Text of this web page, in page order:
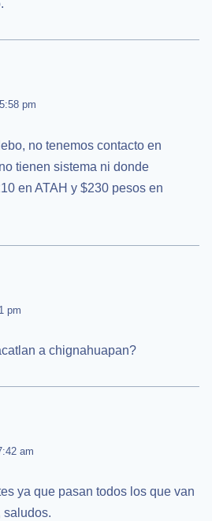
pm
no tenemos contacto en
tienen sistema ni donde
en ATAH y $230 pesos en
pm
a chignahuapan?
am
ya que pasan todos los que van
saludos.